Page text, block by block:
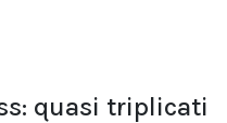
quasi triplicati